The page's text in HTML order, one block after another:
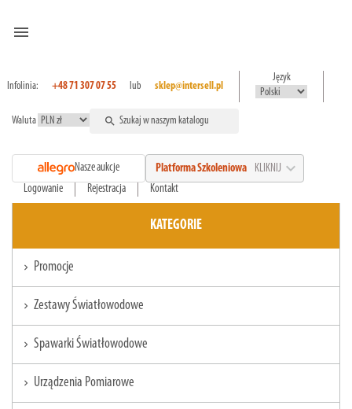
menu
Infolinia: +48 71 307 07 55 lub sklep@intersell.pl
Język
Waluta search
Nasze aukcje Platforma Szkoleniowa KLIKNIJ expand_more
Logowanie Rejestracja Kontakt
KATEGORIE
chevron_right Promocje
chevron_right Zestawy Światłowodowe
chevron_right Spawarki Światłowodowe
chevron_right Urządzenia Pomiarowe